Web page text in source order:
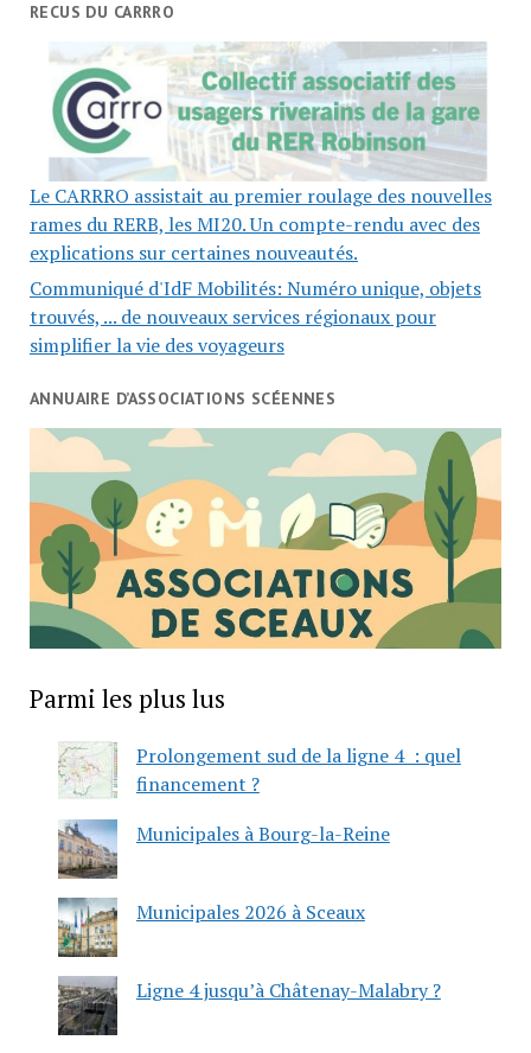
RECUS DU CARRRO
Le CARRRO assistait au premier roulage des nouvelles
rames du RERB, les MI20. Un compte-rendu avec des
explications sur certaines nouveautés.
Communiqué d'IdF Mobilités: Numéro unique, objets
trouvés, ... de nouveaux services régionaux pour
simplifier la vie des voyageurs
ANNUAIRE D’ASSOCIATIONS SCÉENNES
Parmi les plus lus
Prolongement sud de la ligne 4 : quel
financement ?
Municipales à Bourg-la-Reine
Municipales 2026 à Sceaux
Ligne 4 jusqu’à Châtenay-Malabry ?